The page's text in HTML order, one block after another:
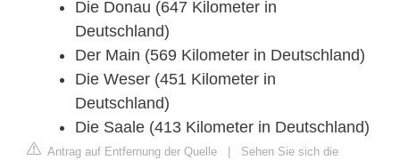
Die Donau (647 Kilometer in
Deutschland)
Der Main (569 Kilometer in Deutschland)
Die Weser (451 Kilometer in
Deutschland)
Die Saale (413 Kilometer in Deutschland)
Antrag auf Entfernung der Quelle
Sehen Sie sich die